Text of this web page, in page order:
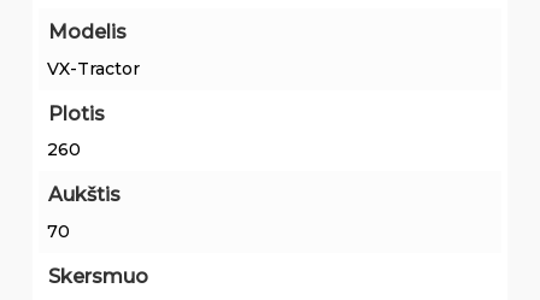
Modelis
VX-Tractor
Plotis
260
Aukštis
70
Skersmuo